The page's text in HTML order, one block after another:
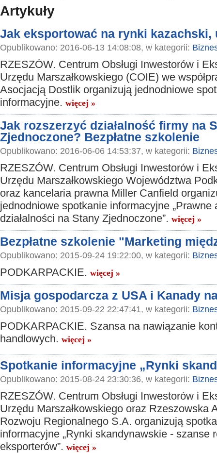
Artykuły
Jak eksportować na rynki kazachski,
Opublikowano: 2016-06-13 14:08:08, w kategorii:
RZESZÓW. Centrum Obsługi Inwestorów i
Urzędu Marszałkowskiego (COIE) we
Asocjacją Dostlik organizują jednodniowe
informacyjne. więcej »
Jak rozszerzyć działalność firmy na
Zjednoczone? Bezpłatne szkolenie
Opublikowano: 2016-06-06 14:53:37, w kategorii:
RZESZÓW. Centrum Obsługi Inwestorów i
Urzędu Marszałkowskiego Województwa
oraz kancelaria prawna Miller Canfield
jednodniowe spotkanie informacyjne „Prawne
działalności na Stany Zjednoczone”. więcej »
Bezpłatne szkolenie "Marketing
Opublikowano: 2015-09-24 19:22:00, w kategorii:
PODKARPACKIE. więcej »
Misja gospodarcza z USA i Kanady
Opublikowano: 2015-09-22 22:47:41, w kategorii:
PODKARPACKIE. Szansa na nawiązanie
handlowych. więcej »
Spotkanie informacyjne „Rynki
Opublikowano: 2015-08-24 23:30:36, w kategorii:
RZESZÓW. Centrum Obsługi Inwestorów i
Urzędu Marszałkowskiego oraz Rzeszowska
Rozwoju Regionalnego S.A. organizują
informacyjne „Rynki skandynawskie - szanse
eksporterów”. więcej »